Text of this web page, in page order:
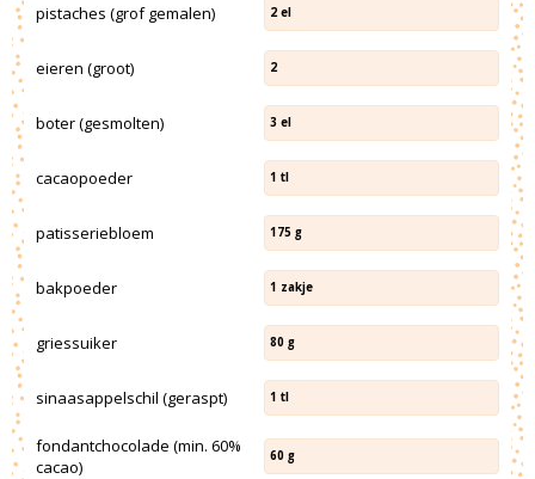
pistaches (grof gemalen) 2 el
eieren (groot) 2
boter (gesmolten) 3 el
cacaopoeder 1 tl
patisseriebloem 175 g
bakpoeder 1 zakje
griessuiker 80 g
sinaasappelschil (geraspt) 1 tl
fondantchocolade (min. 60%
cacao)
60 g